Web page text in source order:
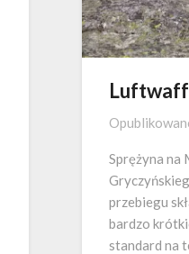
Sprężyna na
przebiegu
bardzo
standard na